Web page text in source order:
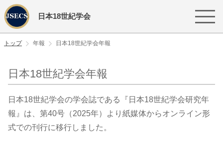
日本18世紀学会
トップ 年報 日本18世紀学会年報
日本18世紀学会年報
日本18世紀学会の学会誌である『日本18世紀学会研究年
報』は、第40号（2025年）より紙媒体からオンライン形
式での刊行に移行しました。